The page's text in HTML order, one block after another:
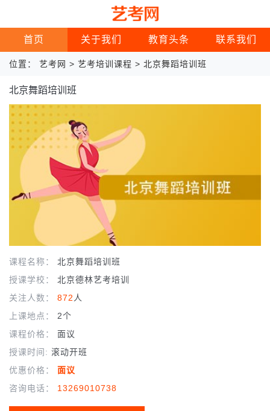
首页 关于我们 教育头条 联系我们
位置： 艺考网 > 艺考培训课程 > 北京舞蹈培训班
北京舞蹈培训班
课程名称：
北京舞蹈培训班
授课学校：
北京德林艺考培训
关注人数：
872 人
上课地点：
2个
课程价格：
面议
授课时间: 滚动开班
优惠价格：
面议
咨询电话：
13269010738